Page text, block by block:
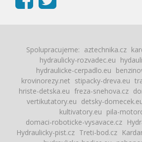
Spolupracujeme: aztechnika.cz
hydraulicky-rozvadec.eu
hydraulicke-cerpadlo.eu
krovinorezy.net stipacky-dreva.eu
hriste-detska.eu freza-snehova.cz
vertikutatory.eu detsky-
kultivatory.eu pila-
domaci-roboticke-vysavace.cz
Hydraulicky-pist.cz Treti-bod.cz